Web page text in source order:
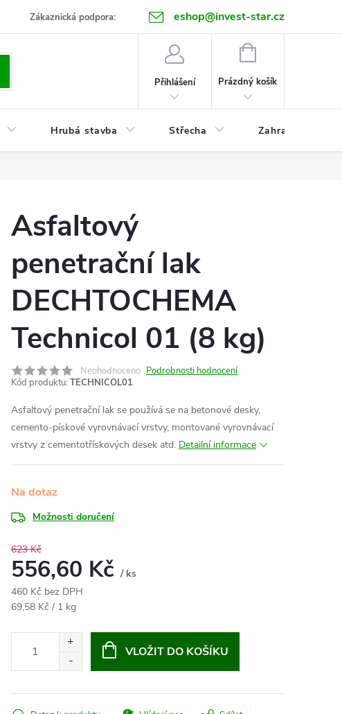
Zákaznická podpora: eshop@invest-star.cz
Kontakt
Přihlášení
NÁKUPNÍ
Prázdný košík
Hrubá stavba Střecha Zahrada
Asfaltový
penetrační lak
DECHTOCHEMA
Technicol 01 (8 kg)
Neohodnoceno Podrobnosti hodnocení
Kód produktu: TECHNICOL01
Asfaltový penetrační lak se používá se na betonové desky,
cemento-pískové vyrovnávací vrstvy, montované vyrovnávací
vrstvy z cementotřískových desek atd. Detailní informace
Na dotaz
Možnosti doručení
623 Kč
556,60 Kč / ks
460 Kč bez DPH
Měrná
69,58 Kč / 1 kg
VLOŽIT DO KOŠÍKU